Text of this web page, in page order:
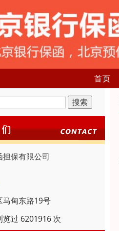
首页
保有限公司
马甸东路19号
览过 6201916 次